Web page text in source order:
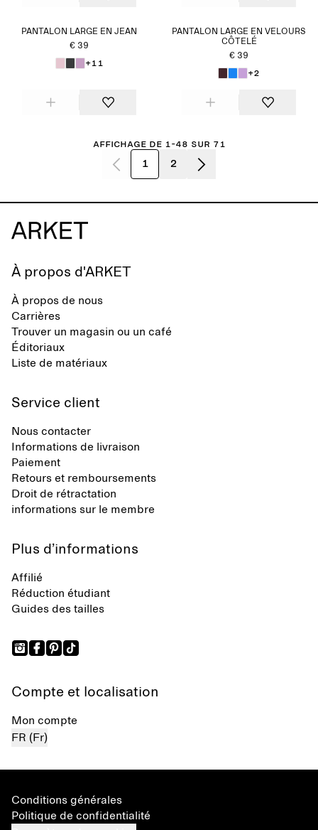
PANTALON LARGE EN JEAN
€ 39
+11
PANTALON LARGE EN VELOURS
CÔTELÉ
€ 39
+2
Affichage de 1-48 sur 71
1 2
À propos d'ARKET
À propos de nous
Carrières
Trouver un magasin ou un café
Éditoriaux
Liste de matériaux
Service client
Nous contacter
Informations de livraison
Paiement
Retours et remboursements
Droit de rétractation
informations sur le membre
Plus d’informations
Affilié
Réduction étudiant
Guides des tailles
Compte et localisation
Mon compte
FR (Fr)
Conditions générales
Politique de confidentialité